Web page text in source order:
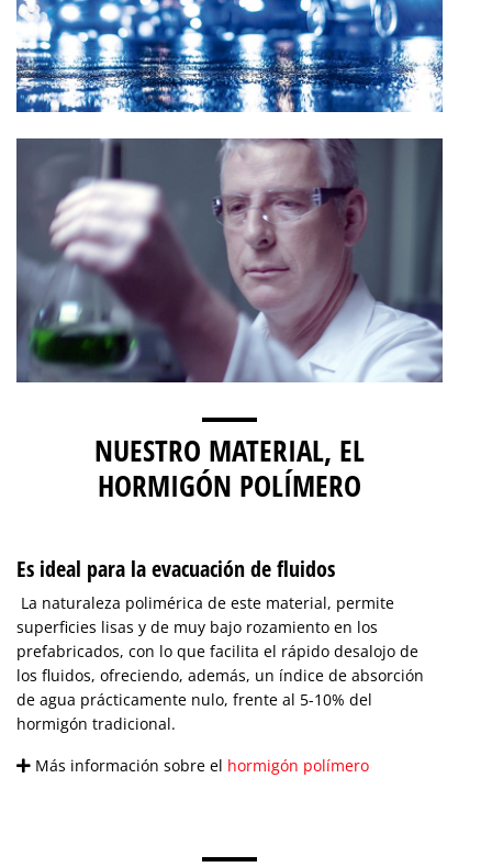
NUESTRO MATERIAL, EL
HORMIGÓN POLÍMERO
Es ideal para la evacuación de fluidos
La naturaleza polimérica de este material, permite
superficies lisas y de muy bajo rozamiento en los
prefabricados, con lo que facilita el rápido desalojo de
los fluidos, ofreciendo, además, un índice de absorción
de agua prácticamente nulo, frente al 5-10% del
hormigón tradicional.
Más información sobre el hormigón polímero